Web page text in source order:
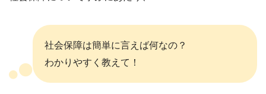
社会保障は簡単に言えば何なの？
わかりやすく教えて！